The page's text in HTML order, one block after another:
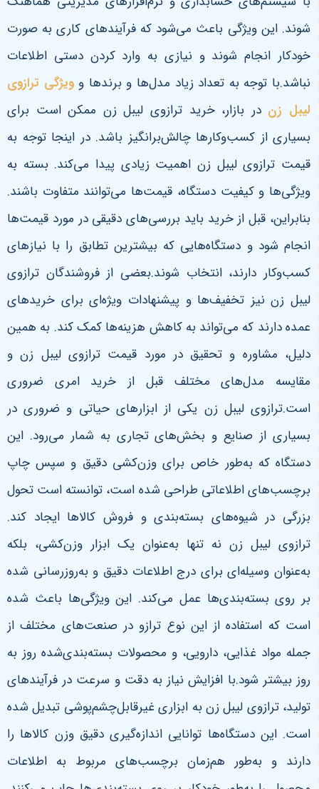
شوند. این ویژگی باعث می‌شود که فرآیندهای کاری به صورت
خودکار انجام شوند و نیازی به وارد کردن دستی اطلاعات
نباشد.با توجه به تعداد زیاد مدل‌ها و برندها وویژگی ترازوی
لیبل زن در بازار، خرید ترازوی لیبل زن ممکن است برای
بسیاری از کسب‌وکارها چالش‌برانگیز باشد. در اینجا توجه به
قیمت ترازوی لیبل زن اهمیت زیادی پیدا می‌کند. بسته به
ویژگی‌ها و کیفیت دستگاه، قیمت‌ها می‌توانند متفاوت باشند.
بنابراین، قبل از خرید باید بررسی‌های دقیقی در مورد قیمت‌ها
انجام شود و دستگاه‌هایی که بیشترین تطابق را با نیازهای
کسب‌وکار دارند، انتخاب شوند.بعضی از فروشندگان ترازوی
لیبل زن نیز تخفیف‌ها و پیشنهادات ویژه‌ای برای خریدهای
عمده دارند که می‌تواند به کاهش هزینه‌ها کمک کند. به همین
دلیل، مشاوره و تحقیق در مورد قیمت ترازوی لیبل زن و
مقایسه مدل‌های مختلف قبل از خرید امری ضروری
است.ترازوی لیبل زن یکی از ابزارهای حیاتی و ضروری در
بسیاری از صنایع و بخش‌های تجاری به شمار می‌رود. این
دستگاه که به‌طور خاص برای وزن‌کشی دقیق و سپس چاپ
برچسب‌های اطلاعاتی طراحی شده است، توانسته است تحول
بزرگی در شیوه‌های بسته‌بندی و فروش کالاها ایجاد کند.
ترازوی لیبل زن نه تنها به‌عنوان یک ابزار وزن‌کشی، بلکه
به‌عنوان وسیله‌ای برای درج اطلاعات دقیق و به‌روزرسانی شده
بر روی بسته‌بندی‌ها عمل می‌کند. این ویژگی‌ها باعث شده
است که استفاده از این نوع ترازو در صنعت‌های مختلف از
جمله مواد غذایی، دارویی، و محصولات بسته‌بندی‌شده روز به
روز بیشتر شود.با افزایش نیاز به دقت و سرعت در فرآیندهای
تولید، ترازوی لیبل زن به ابزاری غیرقابل‌چشم‌پوشی تبدیل شده
است. این دستگاه‌ها توانایی اندازه‌گیری دقیق وزن کالاها را
دارند و به‌طور هم‌زمان برچسب‌های مربوط به اطلاعات